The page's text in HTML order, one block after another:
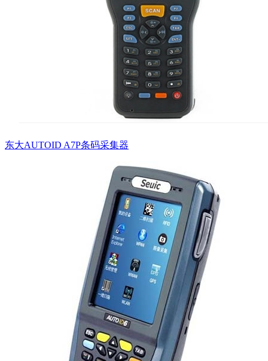
东大AUTOID A7P条码采集器